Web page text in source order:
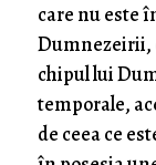
care nu este
Dumnezeirii,
chipul lui
temporale,
de ceea ce